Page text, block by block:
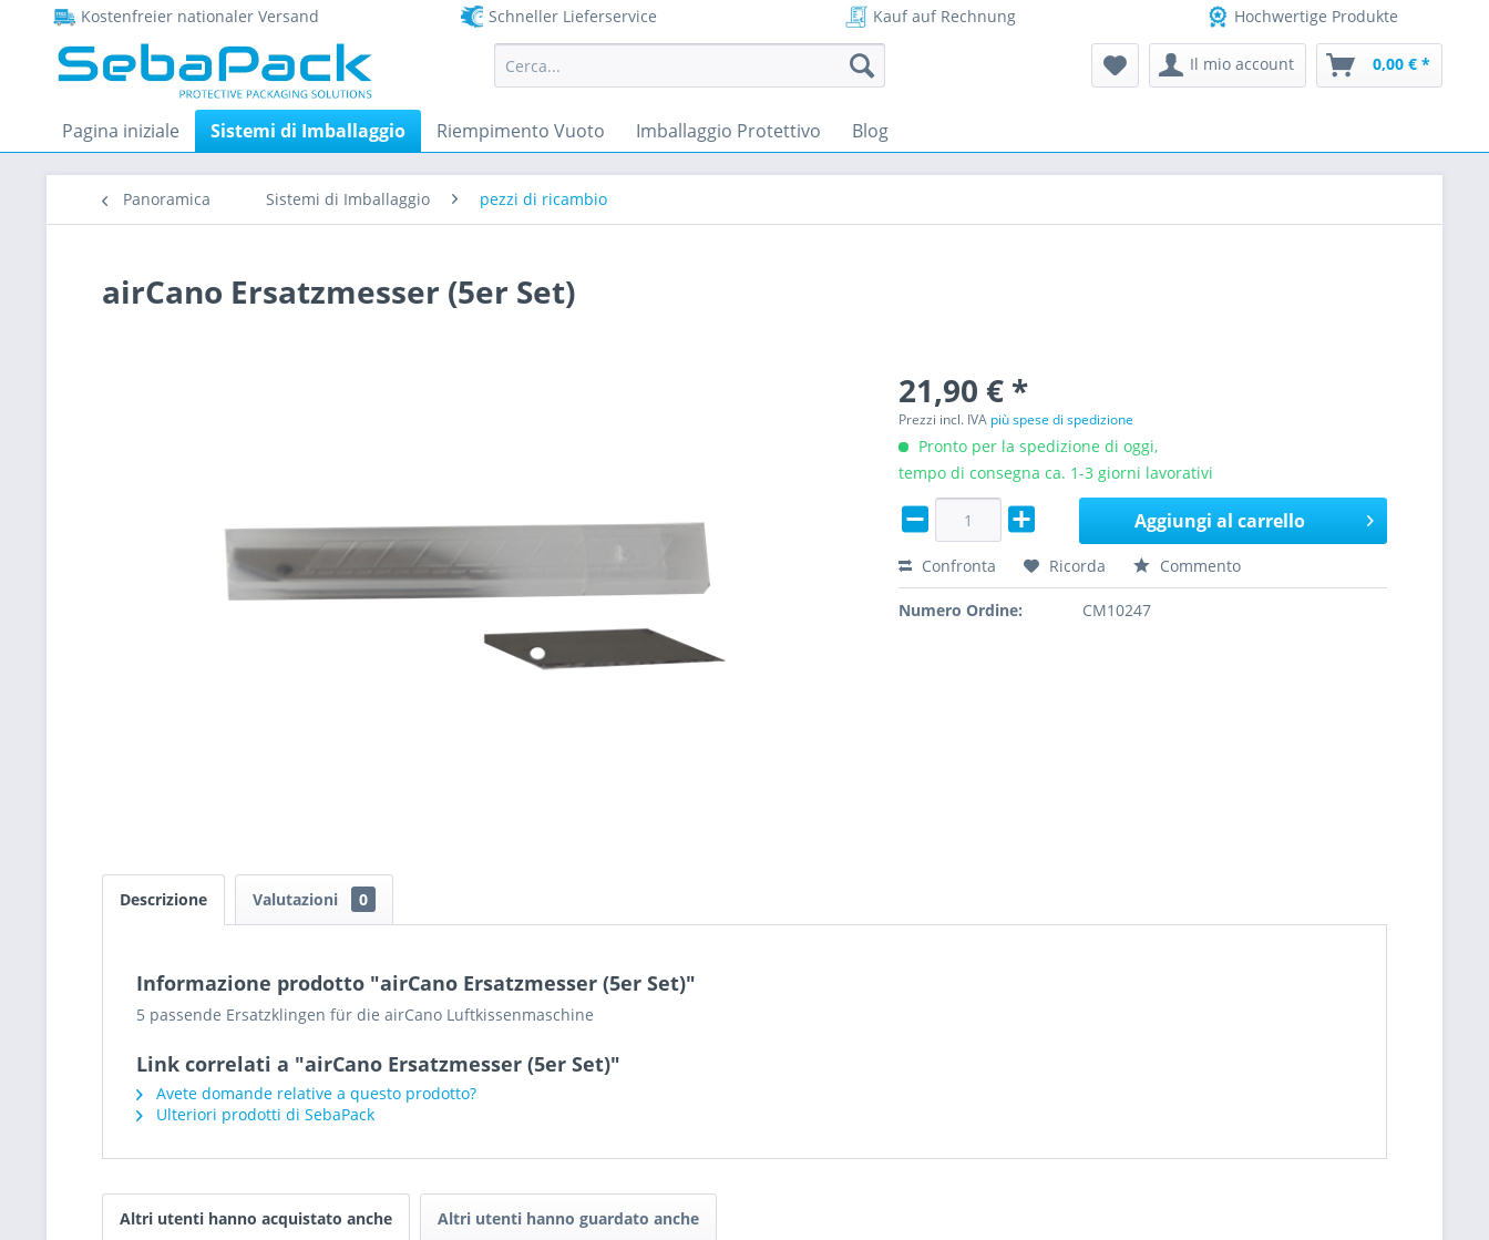
Kostenfreier nationaler Versand Schneller Lieferservice Kauf auf Rechnung Hochwertige Produkte
Il mio account 0,00 € *
Pagina iniziale Sistemi di Imballaggio Riempimento Vuoto Imballaggio Protettivo Blog
Panoramica Sistemi di Imballaggio pezzi di ricambio
airCano Ersatzmesser (5er Set)
21,90 € *
Prezzi incl. IVA più spese di spedizione
Pronto per la spedizione di oggi,
tempo di consegna ca. 1-3 giorni lavorativi
Aggiungi al carrello
Confronta Ricorda Commento
Numero Ordine: CM10247
Descrizione Valutazioni 0
Informazione prodotto "airCano Ersatzmesser (5er Set)"
5 passende Ersatzklingen für die airCano Luftkissenmaschine
Link correlati a "airCano Ersatzmesser (5er Set)"
Avete domande relative a questo prodotto?
Ulteriori prodotti di SebaPack
Altri utenti hanno acquistato anche Altri utenti hanno guardato anche